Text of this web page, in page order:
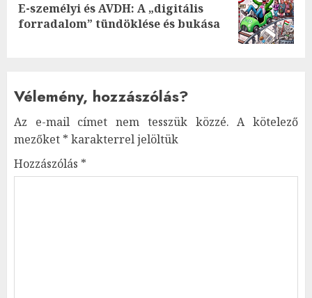
Next
post:
E-személyi és AVDH: A „digitális
forradalom” tündöklése és bukása
Vélemény, hozzászólás?
Az e-mail címet nem tesszük közzé. A kötelező
mezőket * karakterrel jelöltük
Hozzászólás *